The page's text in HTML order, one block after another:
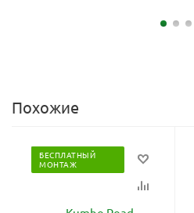
Похожие
БЕСПЛАТНЫЙ
МОНТАЖ